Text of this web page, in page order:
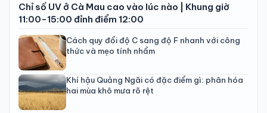
Chỉ số UV ở Cà Mau cao vào lúc nào | Khung giờ
11:00-15:00 đỉnh điểm 12:00
Cách quy đổi độ C sang độ F nhanh với công
thức và mẹo tính nhẩm
Khí hậu Quảng Ngãi có đặc điểm gì: phân hóa
hai mùa khô mưa rõ rệt